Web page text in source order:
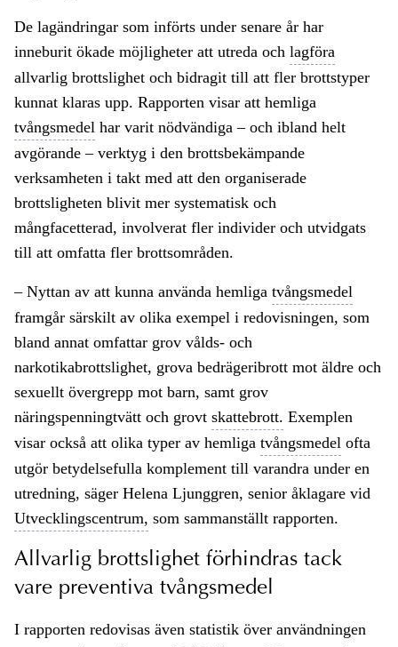
De lagändringar som införts under senare år har
inneburit ökade möjligheter att utreda och lagföra
allvarlig brottslighet och bidragit till att fler brottstyper
kunnat klaras upp. Rapporten visar att hemliga
tvångsmedel har varit nödvändiga – och ibland helt
avgörande – verktyg i den brottsbekämpande
verksamheten i takt med att den organiserade
brottsligheten blivit mer systematisk och
mångfacetterad, involverat fler individer och utvidgats
till att omfatta fler brottsområden.
– Nyttan av att kunna använda hemliga tvångsmedel
framgår särskilt av olika exempel i redovisningen, som
bland annat omfattar grov vålds- och
narkotikabrottslighet, grova bedrägeribrott mot äldre och
sexuellt övergrepp mot barn, samt grov
näringspenningtvätt och grovt skattebrott. Exemplen
visar också att olika typer av hemliga tvångsmedel ofta
utgör betydelsefulla komplement till varandra under en
utredning, säger Helena Ljunggren, senior åklagare vid
Utvecklingscentrum, som sammanställt rapporten.
Allvarlig brottslighet förhindras tack
vare preventiva tvångsmedel
I rapporten redovisas även statistik över användningen